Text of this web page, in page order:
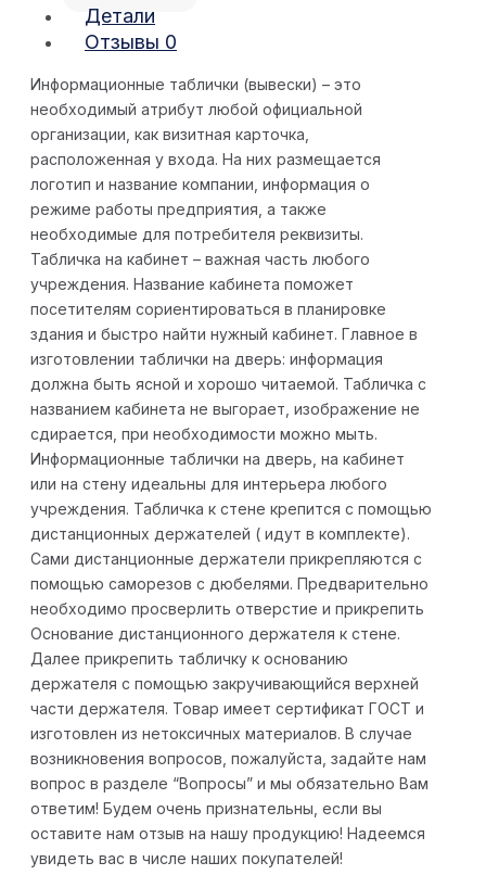
Детали
Отзывы 0
Информационные таблички (вывески) – это
необходимый атрибут любой официальной
организации, как визитная карточка,
расположенная у входа. На них размещается
логотип и название компании, информация о
режиме работы предприятия, а также
необходимые для потребителя реквизиты.
Табличка на кабинет – важная часть любого
учреждения. Название кабинета поможет
посетителям сориентироваться в планировке
здания и быстро найти нужный кабинет. Главное в
изготовлении таблички на дверь: информация
должна быть ясной и хорошо читаемой. Табличка с
названием кабинета не выгорает, изображение не
сдирается, при необходимости можно мыть.
Информационные таблички на дверь, на кабинет
или на стену идеальны для интерьера любого
учреждения. Табличка к стене крепится с помощью
дистанционных держателей ( идут в комплекте).
Сами дистанционные держатели прикрепляются с
помощью саморезов с дюбелями. Предварительно
необходимо просверлить отверстие и прикрепить
Основание дистанционного держателя к стене.
Далее прикрепить табличку к основанию
держателя с помощью закручивающийся верхней
части держателя. Товар имеет сертификат ГОСТ и
изготовлен из нетоксичных материалов. В случае
возникновения вопросов, пожалуйста, задайте нам
вопрос в разделе “Вопросы” и мы обязательно Вам
ответим! Будем очень признательны, если вы
оставите нам отзыв на нашу продукцию! Надеемся
увидеть вас в числе наших покупателей!